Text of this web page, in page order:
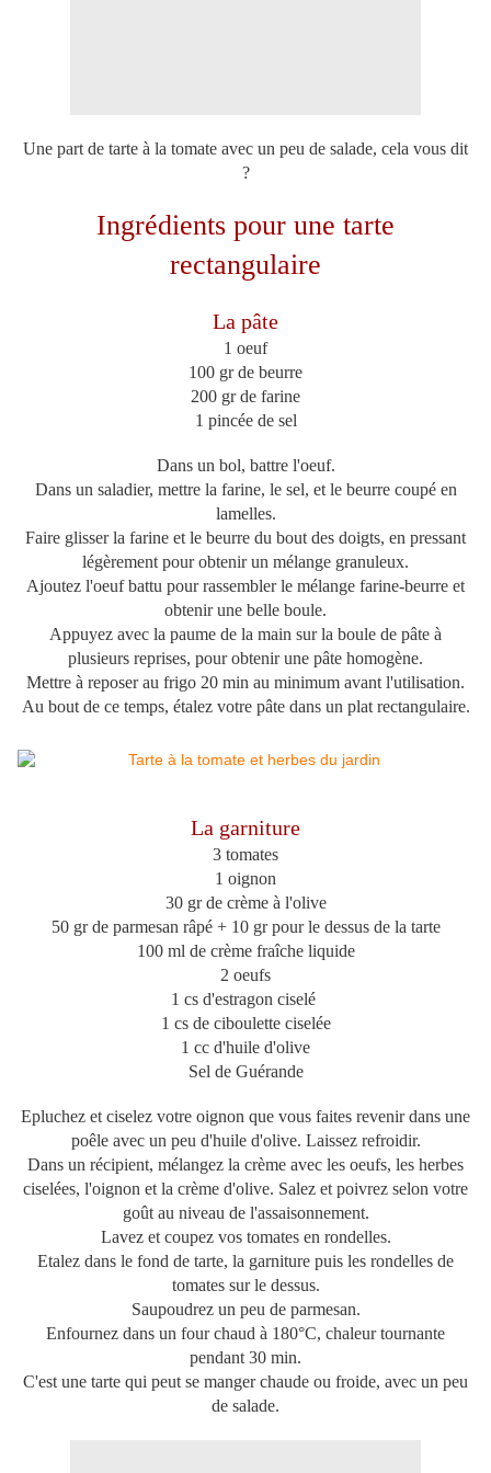
Une part de tarte à la tomate avec un peu de salade, cela vous dit
?
Ingrédients pour une tarte
rectangulaire
La pâte
1 oeuf
100 gr de beurre
200 gr de farine
1 pincée de sel
Dans un bol, battre l'oeuf.
Dans un saladier, mettre la farine, le sel, et le beurre coupé en
lamelles.
Faire glisser la farine et le beurre du bout des doigts, en pressant
légèrement pour obtenir un mélange granuleux.
Ajoutez l'oeuf battu pour rassembler le mélange farine-beurre et
obtenir une belle boule.
Appuyez avec la paume de la main sur la boule de pâte à
plusieurs reprises, pour obtenir une pâte homogène.
Mettre à reposer au frigo 20 min au minimum avant l'utilisation.
Au bout de ce temps, étalez votre pâte dans un plat rectangulaire.
La garniture
3 tomates
1 oignon
30 gr de crème à l'olive
50 gr de parmesan râpé + 10 gr pour le dessus de la tarte
100 ml de crème fraîche liquide
2 oeufs
1 cs d'estragon ciselé
1 cs de ciboulette ciselée
1 cc d'huile d'olive
Sel de Guérande
Epluchez et ciselez votre oignon que vous faites revenir dans une
poêle avec un peu d'huile d'olive. Laissez refroidir.
Dans un récipient, mélangez la crème avec les oeufs, les herbes
ciselées, l'oignon et la crème d'olive. Salez et poivrez selon votre
goût au niveau de l'assaisonnement.
Lavez et coupez vos tomates en rondelles.
Etalez dans le fond de tarte, la garniture puis les rondelles de
tomates sur le dessus.
Saupoudrez un peu de parmesan.
Enfournez dans un four chaud à 180°C, chaleur tournante
pendant 30 min.
C'est une tarte qui peut se manger chaude ou froide, avec un peu
de salade.